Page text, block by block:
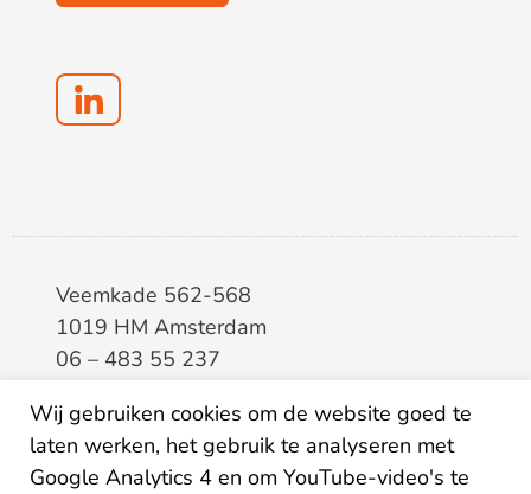
Veemkade 562-568
1019 HM Amsterdam
06 – 483 55 237
BTW8133.20.343.B.01
KvK34207150
Wij gebruiken cookies om de website goed te
laten werken, het gebruik te analyseren met
Google Analytics 4 en om YouTube-video's te